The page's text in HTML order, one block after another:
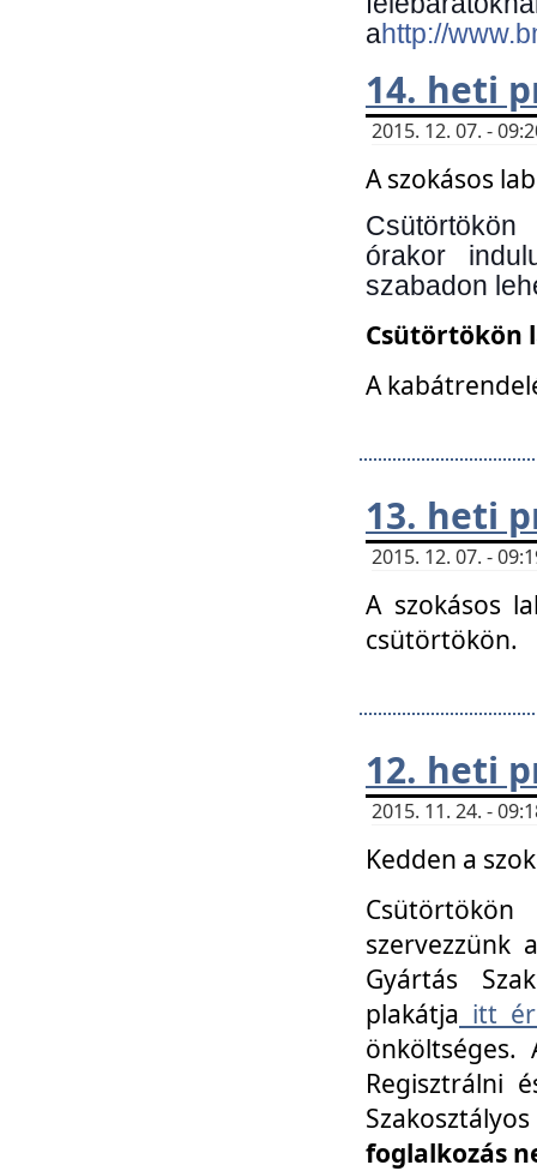
ahttp://
14. heti
2015. 12. 07. -
A szokásos
órakor
szabadon
Csütörtökön
A
13. heti
2015. 12. 07. -
A szokásos
csütörtökön.
12. heti
2015. 11. 24. -
Kedden a
szervezzünk
Gyártás
plakátja itt
Regisztrálni
foglalkozás